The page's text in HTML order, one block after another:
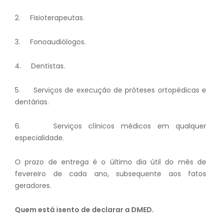
2. Fisioterapeutas.
3. Fonoaudiólogos.
4. Dentistas.
5. Serviços de execução de próteses ortopédicas e
dentárias.
6. Serviços clínicos médicos em qualquer
especialidade.
O prazo de entrega é o último dia útil do mês de
fevereiro de cada ano, subsequente aos fatos
geradores.
Quem está isento de declarar a DMED.